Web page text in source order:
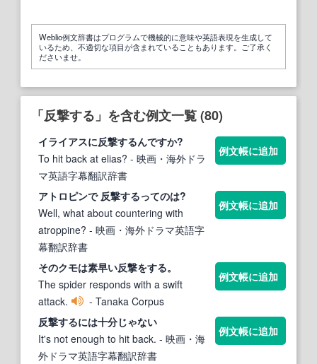
Weblio例文辞書はプログラムで機械的に意味や英語表現を生成して
いるため、不適切な項目が含まれていることもあります。ご了承く
ださいませ。
「反撃する」を含む例文一覧 (80)
イライアスに反撃するんですか?
To hit back at elias? - 映画・海外ドラ
マ英語字幕翻訳辞書
例文帳に追加
アトロピンで 反撃するってのは?
Well, what about countering with
atroppine? - 映画・海外ドラマ英語字
幕翻訳辞書
例文帳に追加
そのクモは素早い反撃をする。
The spider responds with a swift
attack.
- Tanaka Corpus
例文帳に追加
反撃するには十分じゃない
It's not enough to hit back. - 映画・海
外ドラマ英語字幕翻訳辞書
例文帳に追加